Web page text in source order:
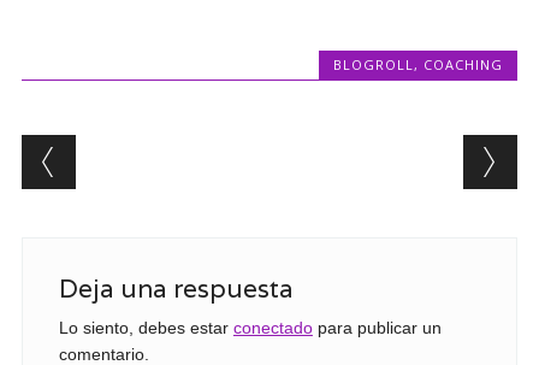
BLOGROLL , COACHING
Post navigation
Deja una respuesta
Lo siento, debes estar conectadopara publicar un
comentario.